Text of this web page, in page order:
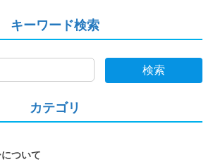
キーワード検索
検索
カテゴリ
ついて